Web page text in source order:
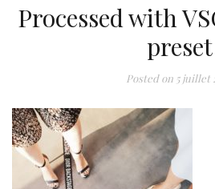
Processed with
preset
Posted on 5 juillet